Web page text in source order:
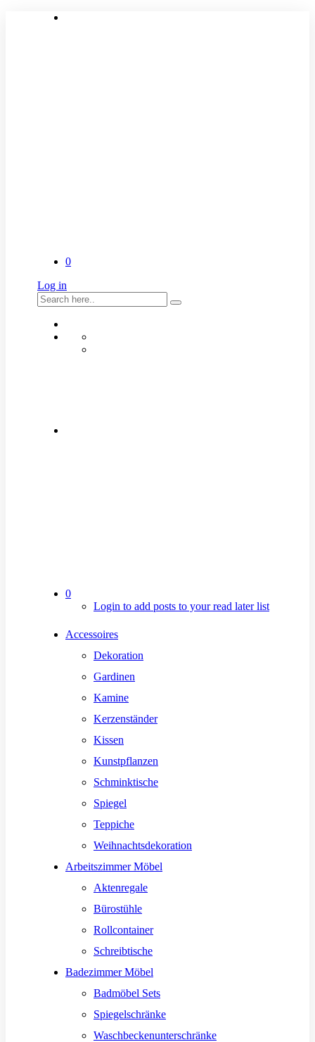
0
Log in
0
Login to add posts to your read later list
Accessoires
Dekoration
Gardinen
Kamine
Kerzenständer
Kissen
Kunstpflanzen
Schminktische
Spiegel
Teppiche
Weihnachtsdekoration
Arbeitszimmer Möbel
Aktenregale
Bürostühle
Rollcontainer
Schreibtische
Badezimmer Möbel
Badmöbel Sets
Spiegelschränke
Waschbeckenunterschränke